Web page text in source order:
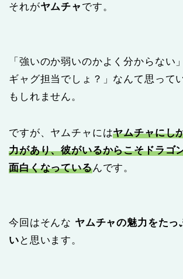
それがヤムチャ です。
「強いのか弱いのかよく分からない
ギャグ担当でしょ？」なんて思って
もしれません。
ですが、ヤムチャにはヤムチャにし
力があり、彼がいるからこそドラゴ
面白くなっているんです。
今回はそんな ヤムチャの魅力をたっ
い と思います。